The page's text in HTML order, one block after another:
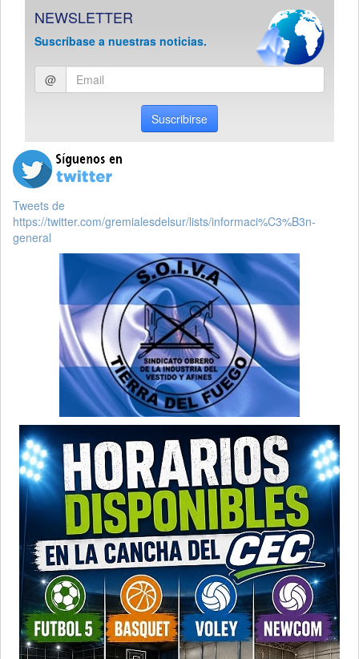
NEWSLETTER
Suscríbase a nuestras noticias.
Ingresar
email
@
Suscribirse
Tweets de
https://twitter.com/gremialesdelsur/lists/informaci%C3%B3n-
general